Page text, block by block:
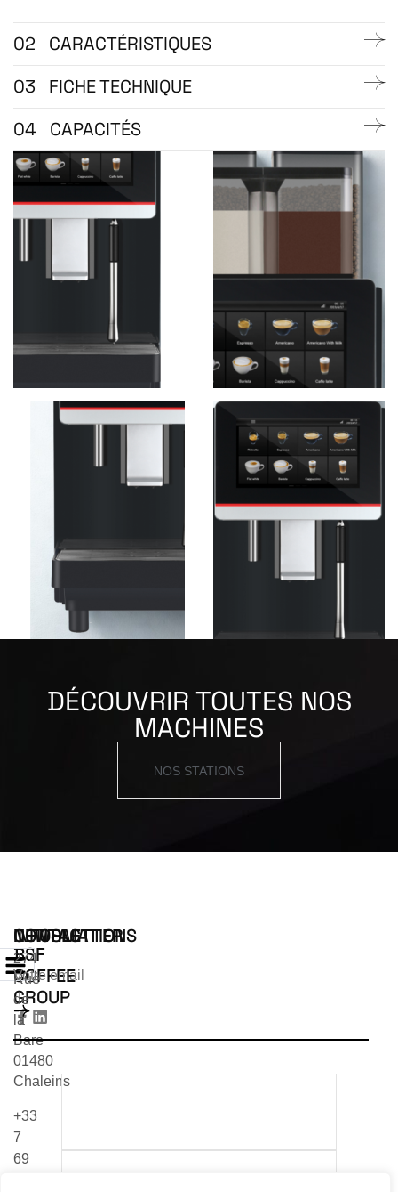
02
CARACTÉRISTIQUES
03
FICHE TECHNIQUE
04
CAPACITÉS
DÉCOUVRIR TOUTES NOS
MACHINES
NOS STATIONS
BSF
COFFEE
GROUP
INFORMATIONS
CONTACT
274
Rue
de
la
Bare
01480
Chaleins
+33
7
69
NEWSLETTER